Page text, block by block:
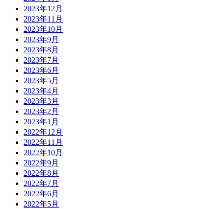
2023年12月
2023年11月
2023年10月
2023年9月
2023年8月
2023年7月
2023年6月
2023年5月
2023年4月
2023年3月
2023年2月
2023年1月
2022年12月
2022年11月
2022年10月
2022年9月
2022年8月
2022年7月
2022年6月
2022年5月